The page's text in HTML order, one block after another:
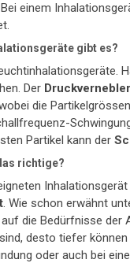
einem
gibt es?
Der Druckvernebler
die
Partikel kann der
richtige?
. Wie schon erwähnt
die Bedürfnisse
desto tiefer
oder auch bei